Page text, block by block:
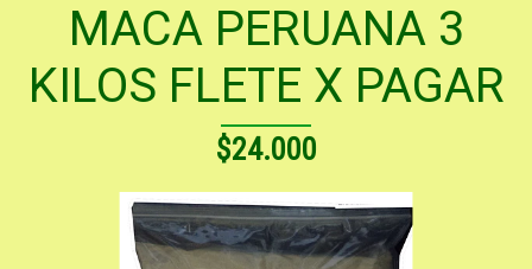
MACA PERUANA 3
KILOS FLETE X PAGAR
$24.000